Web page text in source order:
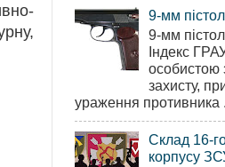
9-мм
9-мм
Індекс
особистою
захисту,
ураження противника
Склад 16-
корпусу